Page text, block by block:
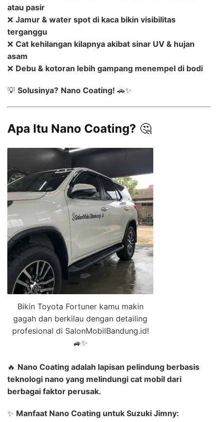
atau pasir
❌ Jamur & water spot di kaca bikin visibilitas
terganggu
❌ Cat kehilangan kilapnya akibat sinar UV & hujan
asam
❌ Debu & kotoran lebih gampang menempel di bodi
💡 Solusinya? Nano Coating! 🚗✨
Apa Itu Nano Coating? 🤔
Bikin Toyota Fortuner kamu makin
gagah dan berkilau dengan detailing
profesional di SalonMobilBandung.id!
🚙✨
🔥 Nano Coating adalah lapisan pelindung berbasis
teknologi nano yang melindungi cat mobil dari
berbagai faktor perusak.
✨ Manfaat Nano Coating untuk Suzuki Jimny: